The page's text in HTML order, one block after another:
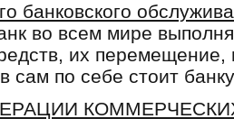
банковского
во всем мире
их перемещение,
сам по себе стоит